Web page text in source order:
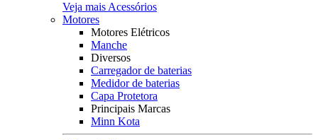
Veja mais Acessórios
Motores
Motores Elétricos
Manche
Diversos
Carregador de baterias
Medidor de baterias
Capa Protetora
Principais Marcas
Minn Kota